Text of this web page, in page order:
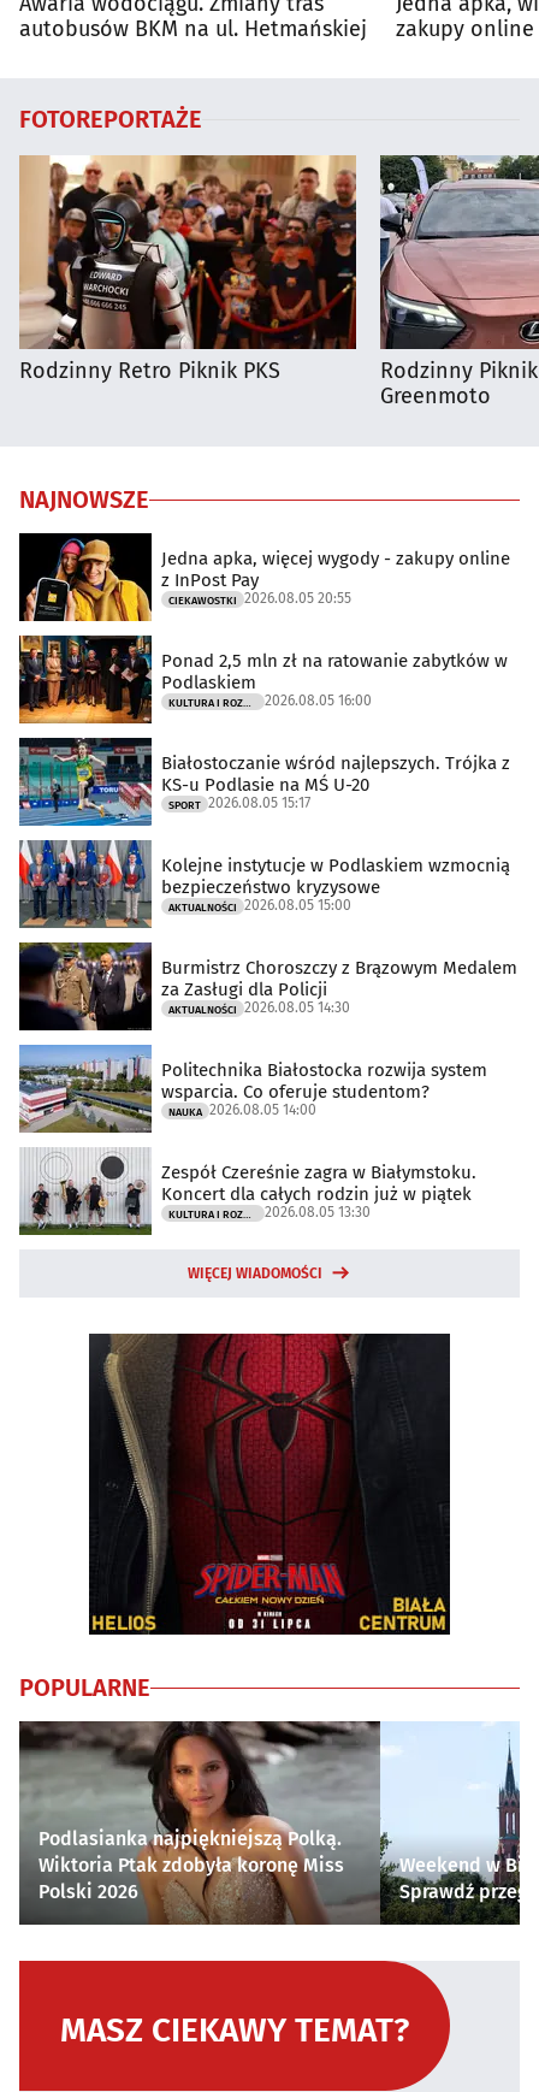
autobusów BKM na ul. Hetmańskiej
zakupy online
FOTOREPORTAŻE
Rodzinny Retro Piknik PKS
Rodzinny
Greenmoto
NAJNOWSZE
Jedna apka, więcej wygody - zakupy online
z InPost Pay
CIEKAWOSTKI 2026.08.05 20:55
Ponad 2,5 mln zł na ratowanie zabytków w
Podlaskiem
2026.08.05 16:00
Białostoczanie wśród najlepszych. Trójka z
KS-u Podlasie na MŚ U-20
SPORT 2026.08.05 15:17
Kolejne instytucje w Podlaskiem wzmocnią
bezpieczeństwo kryzysowe
AKTUALNOŚCI 2026.08.05 15:00
Burmistrz Choroszczy z Brązowym Medalem
za Zasługi dla Policji
AKTUALNOŚCI 2026.08.05 14:30
Politechnika Białostocka rozwija system
wsparcia. Co oferuje studentom?
NAUKA 2026.08.05 14:00
Zespół Czereśnie zagra w Białymstoku.
Koncert dla całych rodzin już w piątek
2026.08.05 13:30
WIĘCEJ WIADOMOŚCI
POPULARNE
Podlasianka najpiękniejszą Polką.
Wiktoria Ptak zdobyła koronę Miss
Polski 2026
Weekend w
Sprawdź
MASZ CIEKAWY TEMAT?